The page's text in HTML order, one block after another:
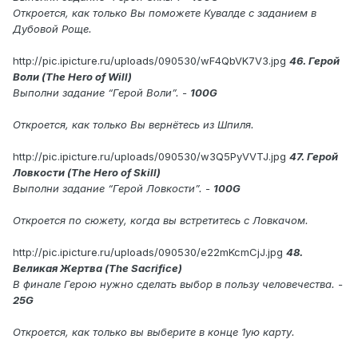
Откроется, как только Вы поможете Кувалде с заданием в
Дубовой Роще.
http://pic.ipicture.ru/uploads/090530/wF4QbVK7V3.jpg 46. Герой
Воли (The Hero of Will)
Выполни задание “Герой Воли”. - 100G
Откроется, как только Вы вернётесь из Шпиля.
http://pic.ipicture.ru/uploads/090530/w3Q5PyVVTJ.jpg 47. Герой
Ловкости (The Hero of Skill)
Выполни задание “Герой Ловкости”. - 100G
Откроется по сюжету, когда вы встретитесь с Ловкачом.
http://pic.ipicture.ru/uploads/090530/e22mKcmCjJ.jpg 48.
Великая Жертва (The Sacrifice)
В финале Герою нужно сделать выбор в пользу человечества. -
25G
Откроется, как только вы выберите в конце 1ую карту.